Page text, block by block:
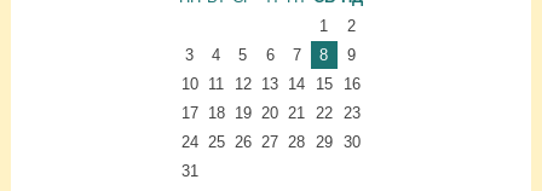
1
2
3
4 5 6 7 8
9
10
11 12 13 14 15
16
17
18 19 20 21 22
23
24
25 26 27 28 29
30
31